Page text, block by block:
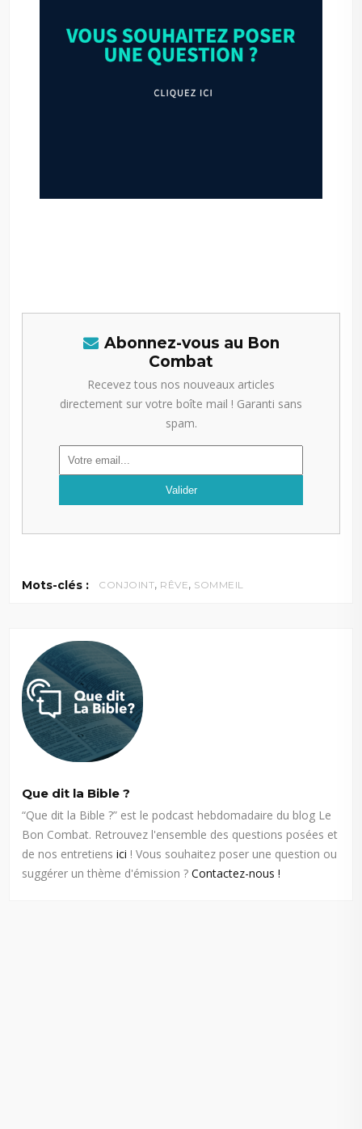
Abonnez-vous au Bon
Combat
Recevez tous nos nouveaux articles
directement sur votre boîte mail ! Garanti sans
spam.
Mots-clés : CONJOINT, RÊVE, SOMMEIL
Que dit la Bible ?
“Que dit la Bible ?” est le podcast hebdomadaire du blog Le
Bon Combat. Retrouvez l'ensemble des questions posées et
de nos entretiensici ! Vous souhaitez poser une question ou
suggérer un thème d'émission ?Contactez-nous !